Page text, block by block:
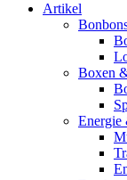
Artikel
Boxen